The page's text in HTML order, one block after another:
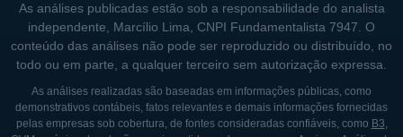
seja através da expansão de seu portfólio de
produtos ou através de aquisições
estratégicas.
A Neogen também possui parcerias robustas
com organizações do setor privado e do
As análises publicadas estão sob a responsabilidade do analista
independente, Marcílio Lima, CNPI Fundamentalista 7947. O
conteúdo das análises não pode ser reproduzido ou distribuído, no
todo ou em parte, a qualquer terceiro sem autorização expressa.
As análises realizadas são baseadas em informações públicas, como
demonstrativos contábeis, fatos relevantes e demais informações fornecidas
pelas empresas sob cobertura, de fontes consideradas confiáveis, como B3,